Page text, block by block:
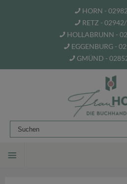
HORN -
RETZ -
HOLLABRUNN -
EGGENBURG -
GMÜND -